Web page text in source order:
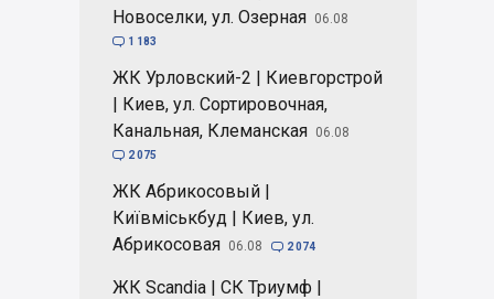
Новоселки, ул. Озерная 06.08
 1 183
ЖК Урловский-2 | Киевгорстрой
| Киев, ул. Сортировочная,
Канальная, Клеманская 06.08
 2 075
ЖК Абрикосовый |
Київміськбуд | Киев, ул.
Абрикосовая 06.08  2 074
ЖК Scandia | СК Триумф |